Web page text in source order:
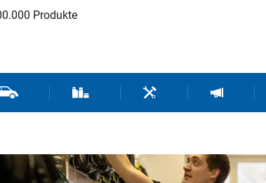
Produkte
und Zubehör
Verbrauchsmaterial / Werkstattbedarf
Werkzeuge / Hartje